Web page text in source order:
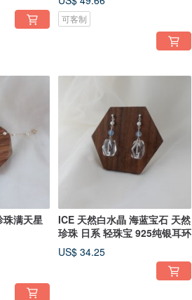
可客制
满天星
ICE 天然白水晶 海蓝宝石 天然
珍珠 日系 轻珠宝 925纯银耳环
US$ 34.25